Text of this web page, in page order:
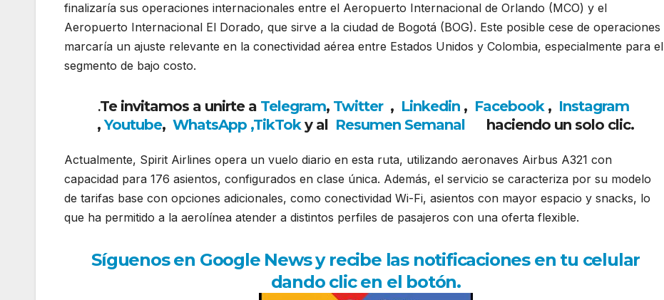
finalizaría sus operaciones internacionales entre el Aeropuerto Internacional de Orlando (MCO) y el
Aeropuerto Internacional El Dorado, que sirve a la ciudad de Bogotá (BOG). Este posible cese de operaciones
marcaría un ajuste relevante en la conectividad aérea entre Estados Unidos y Colombia, especialmente para el
segmento de bajo costo.
.Te invitamos a unirte a Telegram, Twitter , Linkedin , Facebook, Instagram
,Youtube,WhatsApp ,TikToky al Resumen Semanal haciendo un solo clic.
Actualmente, Spirit Airlines opera un vuelo diario en esta ruta, utilizando aeronaves Airbus A321 con
capacidad para 176 asientos, configurados en clase única. Además, el servicio se caracteriza por su modelo
de tarifas base con opciones adicionales, como conectividad Wi-Fi, asientos con mayor espacio y snacks, lo
que ha permitido a la aerolínea atender a distintos perfiles de pasajeros con una oferta flexible.
Síguenos en Google News y recibe las notificaciones en tu celular
dando clic en el botón.